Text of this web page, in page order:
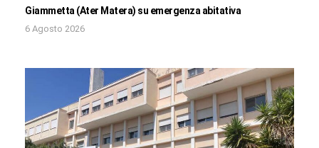
Giammetta (Ater Matera) su emergenza abitativa
6 Agosto 2026